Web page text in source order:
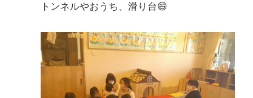
トンネルやおうち、滑り台😄